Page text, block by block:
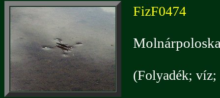
FizF0474
(Folyadék; víz;